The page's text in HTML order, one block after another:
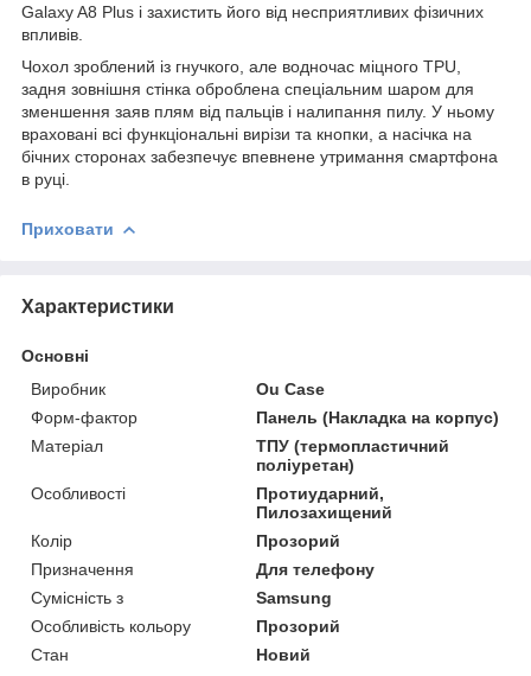
Galaxy A8 Plus і захистить його від несприятливих фізичних
впливів.
Чохол зроблений із гнучкого, але водночас міцного TPU,
задня зовнішня стінка оброблена спеціальним шаром для
зменшення заяв плям від пальців і налипання пилу. У ньому
враховані всі функціональні вирізи та кнопки, а насічка на
бічних сторонах забезпечує впевнене утримання смартфона
в руці.
Приховати
Характеристики
Основні
Виробник
Ou Case
Форм-фактор
Панель (Накладка на корпус)
Матеріал
ТПУ (термопластичний
поліуретан)
Особливості
Протиударний,
Пилозахищений
Колір
Прозорий
Призначення
Для телефону
Сумісність з
Samsung
Особливість кольору
Прозорий
Стан
Новий